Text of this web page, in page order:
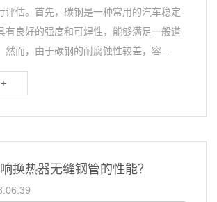
评估。首先，碳钢是一种常用的汽车稳定
有良好的强度和可焊性，能够满足一般道
然而，由于碳钢的耐腐蚀性较差，容...
换热器无缝钢管的性能？